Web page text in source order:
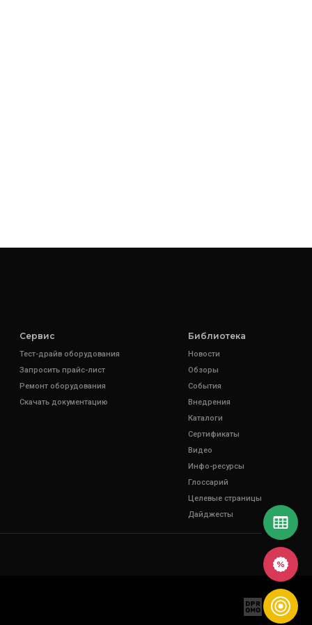
Сервис
Тест-драйв оборудования
Запросить прайс-лист
Ремонт оборудования
Скачать документацию
Библиотека
Новости
Обзоры
События
Внедрения
Каталоги
Сертификаты
Видео
Инфо-ресурсы
Глоссарий
Целевые страницы
Дайджесты